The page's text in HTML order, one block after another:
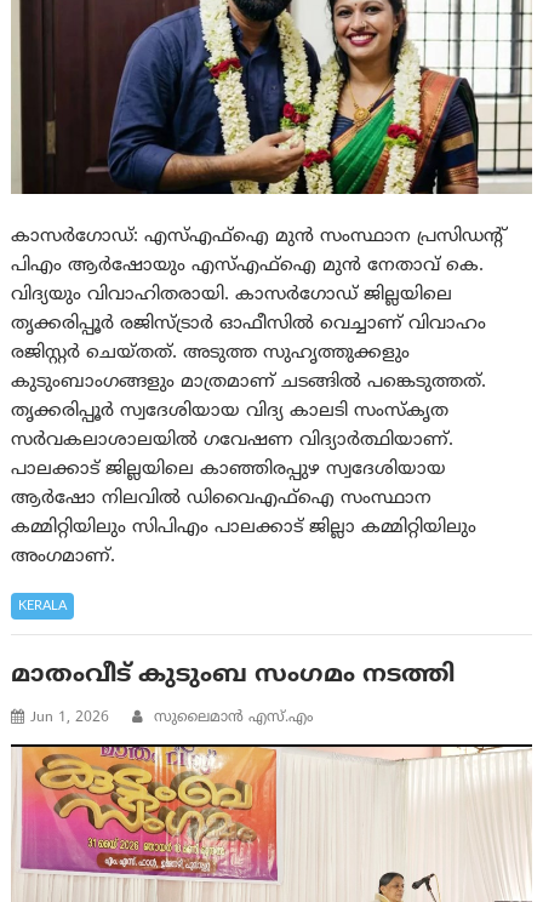
കാസർഗോഡ്: എസ്എഫ്ഐ മുൻ സംസ്ഥാന പ്രസിഡന്റ്
പിഎം ആർഷോയും എസ്എഫ്ഐ മുൻ നേതാവ് കെ.
വിദ്യയും വിവാഹിതരായി. കാസർഗോഡ് ജില്ലയിലെ
തൃക്കരിപ്പൂർ രജിസ്ട്രാർ ഓഫീസിൽ വെച്ചാണ് വിവാഹം
രജിസ്റ്റർ ചെയ്തത്. അടുത്ത സുഹൃത്തുക്കളും
കുടുംബാംഗങ്ങളും മാത്രമാണ് ചടങ്ങിൽ പങ്കെടുത്തത്.
തൃക്കരിപ്പൂർ സ്വദേശിയായ വിദ്യ കാലടി സംസ്കൃത
സർവകലാശാലയിൽ ഗവേഷണ വിദ്യാർത്ഥിയാണ്.
പാലക്കാട് ജില്ലയിലെ കാഞ്ഞിരപ്പുഴ സ്വദേശിയായ
ആർഷോ നിലവിൽ ഡിവൈഎഫ്ഐ സംസ്ഥാന
കമ്മിറ്റിയിലും സിപിഎം പാലക്കാട് ജില്ലാ കമ്മിറ്റിയിലും
അംഗമാണ്.
KERALA
മാതംവീട് കുടുംബ സംഗമം നടത്തി
Jun 1, 2026 സുലൈമാൻ എസ്.എം